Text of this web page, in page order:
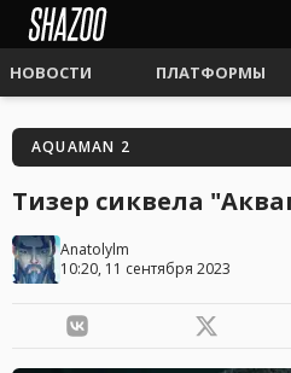
НОВОСТИ ПЛАТФОРМЫ
AQUAMAN 2
Тизер сиквела
Anatolylm
10:20, 11 сентября 2023